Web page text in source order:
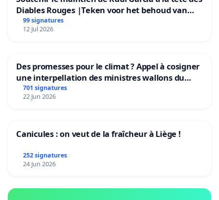
Diables Rouges |Teken voor het behoud van
Rudi Garcia als bondscoach
99 signatures
12 Jul 2026
Des promesses pour le climat ? Appel à cosigner
une interpellation des ministres wallons du
climat et de l’environnement.
701 signatures
22 Jun 2026
Canicules : on veut de la fraîcheur à Liège !
252 signatures
24 Jun 2026